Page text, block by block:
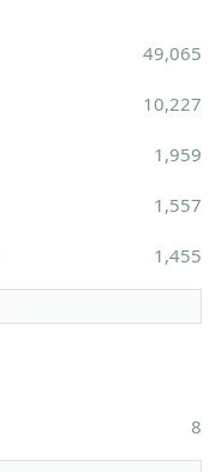
49,065
10,227
1,959
1,557
1,455
8